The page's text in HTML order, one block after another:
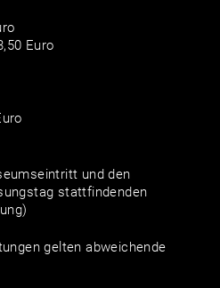
Euro
und den
stattfindenden
gelten abweichende